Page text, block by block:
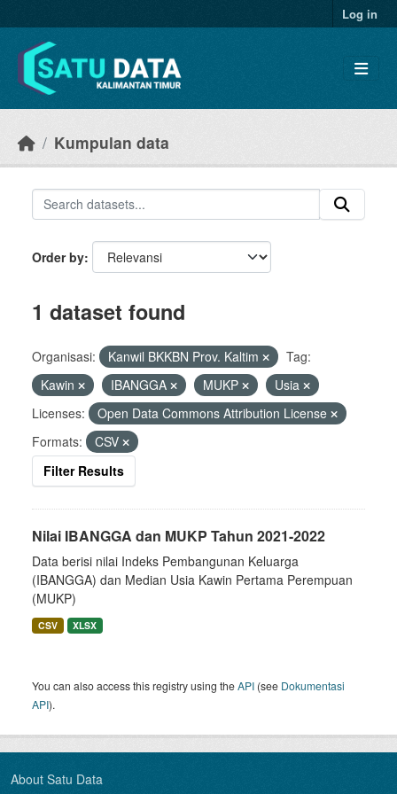
Log in
Kumpulan data
Order by
1 dataset found
Organisasi: Kanwil BKKBN Prov. Kaltim
Tag:
Kawin
IBANGGA MUKP
Usia
Licenses:
Open Data Commons Attribution License
Formats:
CSV
Filter Results
Nilai IBANGGA dan MUKP Tahun 2021-2022
Data berisi nilai Indeks Pembangunan Keluarga
(IBANGGA) dan Median Usia Kawin Pertama Perempuan
(MUKP)
CSV XLSX
You can also access this registry using theAPI (see Dokumentasi
API).
About Satu Data